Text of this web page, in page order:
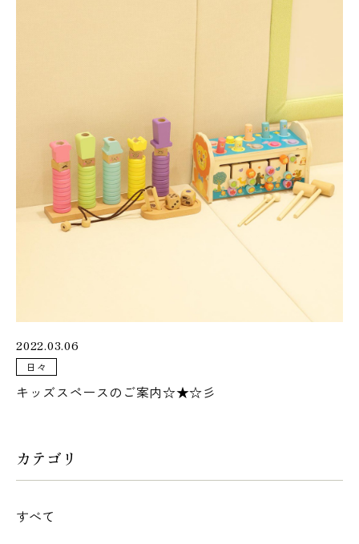
シンプルなお仏壇
073-425-5555
2022.03.06
日々
キッズスペースのご案内☆★☆彡
カテゴリ
すべて